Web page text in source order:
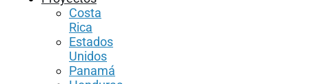
Costa
Rica
Estados
Unidos
Panamá